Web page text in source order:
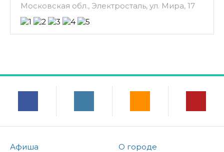
Московская обл., Электросталь, ул. Мира, 17
Афиша
О городе